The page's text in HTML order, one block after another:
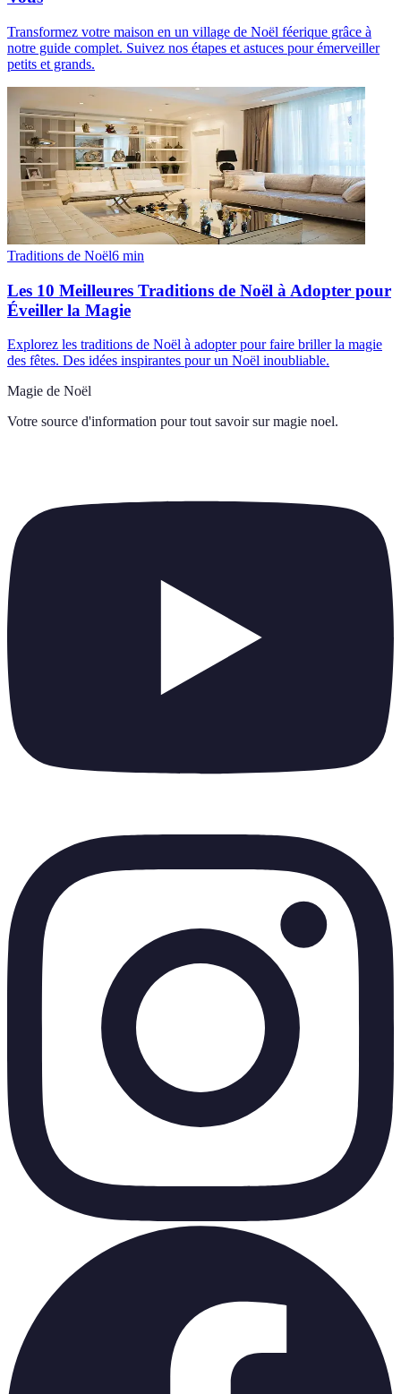
Transformez votre maison en un village de Noël féerique grâce à
notre guide complet. Suivez nos étapes et astuces pour émerveiller
petits et grands.
Traditions de Noël6 min
Les 10 Meilleures Traditions de Noël à Adopter pour
Éveiller la Magie
Explorez les traditions de Noël à adopter pour faire briller la magie
des fêtes. Des idées inspirantes pour un Noël inoubliable.
Magie de Noël
Votre source d'information pour tout savoir sur magie noel.